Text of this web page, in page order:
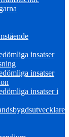
insatser
insatser
insatser i